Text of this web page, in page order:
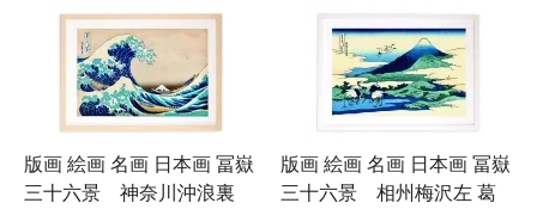
版画 絵画 名画 日本画 冨嶽
三十六景 神奈川沖浪裏
版画 絵画 名画 日本画 冨嶽
三十六景 相州梅沢左 葛